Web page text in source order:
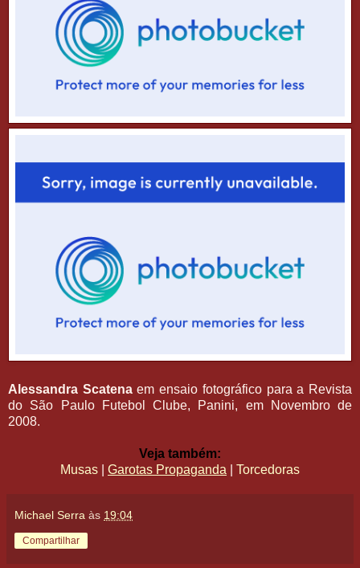
Alessandra Scatenaem ensaio fotográfico para a Revista
do São Paulo Futebol Clube, Panini, em Novembro de
2008.
Veja também:
Musas
Garotas Propaganda Torcedoras
Michael Serra às 19:04
Compartilhar